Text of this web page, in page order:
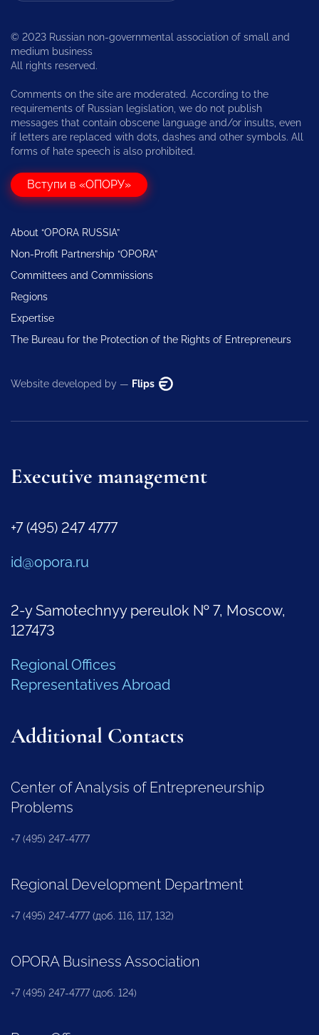
© 2023 Russian non-governmental association of small and
medium business
All rights reserved.
Comments on the site are moderated. According to the
requirements of Russian legislation, we do not publish
messages that contain obscene language and/or insults, even
if letters are replaced with dots, dashes and other symbols. All
forms of hate speech is also prohibited.
Вступи в «ОПОРУ»
About “OPORA RUSSIA”
Non-Profit Partnership “OPORA”
Committees and Commissions
Regions
Expertise
The Bureau for the Protection of the Rights of Entrepreneurs
Website developed by — Flips
Executive management
+7 (495) 247 4777
id@opora.ru
2-y Samotechnyy pereulok № 7, Moscow,
127473
Regional Offices
Representatives Abroad
Additional Contacts
Center of Analysis of Entrepreneurship
Problems
+7 (495) 247-4777
Regional Development Department
+7 (495) 247-4777 (доб. 116, 117, 132)
OPORA Business Association
+7 (495) 247-4777 (доб. 124)